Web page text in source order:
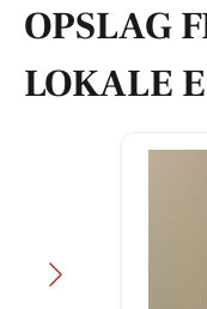
OPSLAG
LOKALE